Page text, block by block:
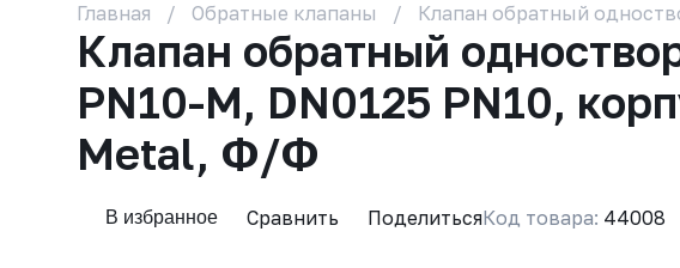
Главная Обратные клапаны Клапан обратный
Клапан обратный
PN10-M, DN0125 PN10,
Metal, Ф/Ф
В избранное Сравнить ПоделитьсяКод товара: 44008